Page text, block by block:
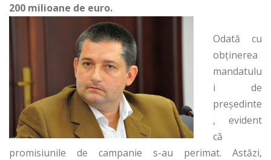
200 milioane de euro.
Odată cu
obţinerea
mandatulu
i de
președinte
, evident
că
promisiunile de campanie s-au perimat. Astăzi,